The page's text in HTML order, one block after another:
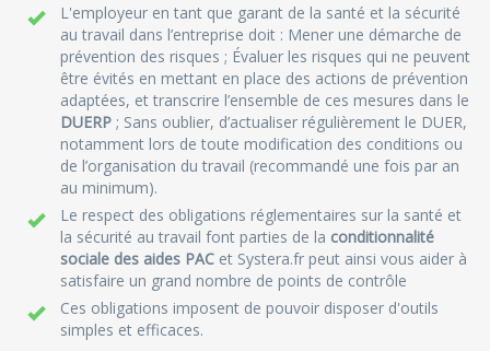
L'employeur en tant que garant de la santé et la sécurité
au travail dans l’entreprise doit : Mener une démarche de
prévention des risques ; Évaluer les risques qui ne peuvent
être évités en mettant en place des actions de prévention
adaptées, et transcrire l’ensemble de ces mesures dans le
DUERP ; Sans oublier, d’actualiser régulièrement le DUER,
notamment lors de toute modification des conditions ou
de l’organisation du travail (recommandé une fois par an
au minimum).
Le respect des obligations réglementaires sur la santé et
la sécurité au travail font parties de la conditionnalité
sociale des aides PAC et Systera.fr peut ainsi vous aider à
satisfaire un grand nombre de points de contrôle
Ces obligations imposent de pouvoir disposer d'outils
simples et efficaces.